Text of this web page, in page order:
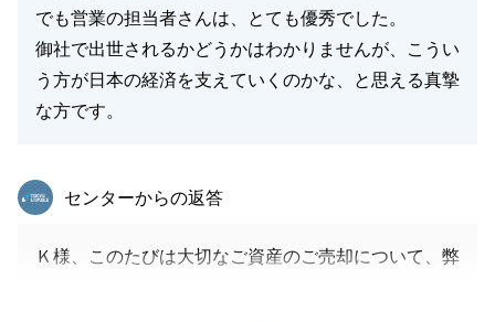
でも営業の担当者さんは、とても優秀でした。
御社で出世されるかどうかはわかりませんが、こうい
う方が日本の経済を支えていくのかな、と思える真摯
な方です。
東急リバブル
センターからの返答
Ｋ様、このたびは大切なご資産のご売却について、弊